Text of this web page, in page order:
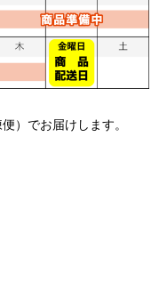
）でお届けします。